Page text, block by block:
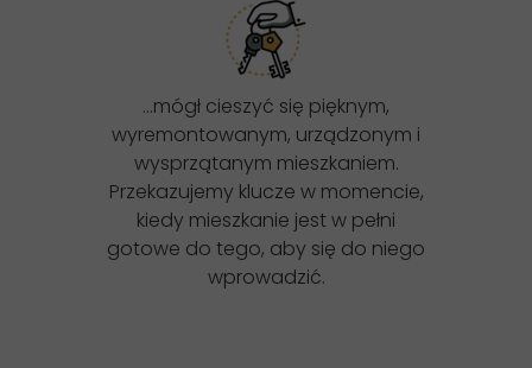
…mógł cieszyć się pięknym,
wyremontowanym, urządzonym i
wysprzątanym mieszkaniem.
Przekazujemy klucze w momencie,
kiedy mieszkanie jest w pełni
gotowe do tego, aby się do niego
wprowadzić.